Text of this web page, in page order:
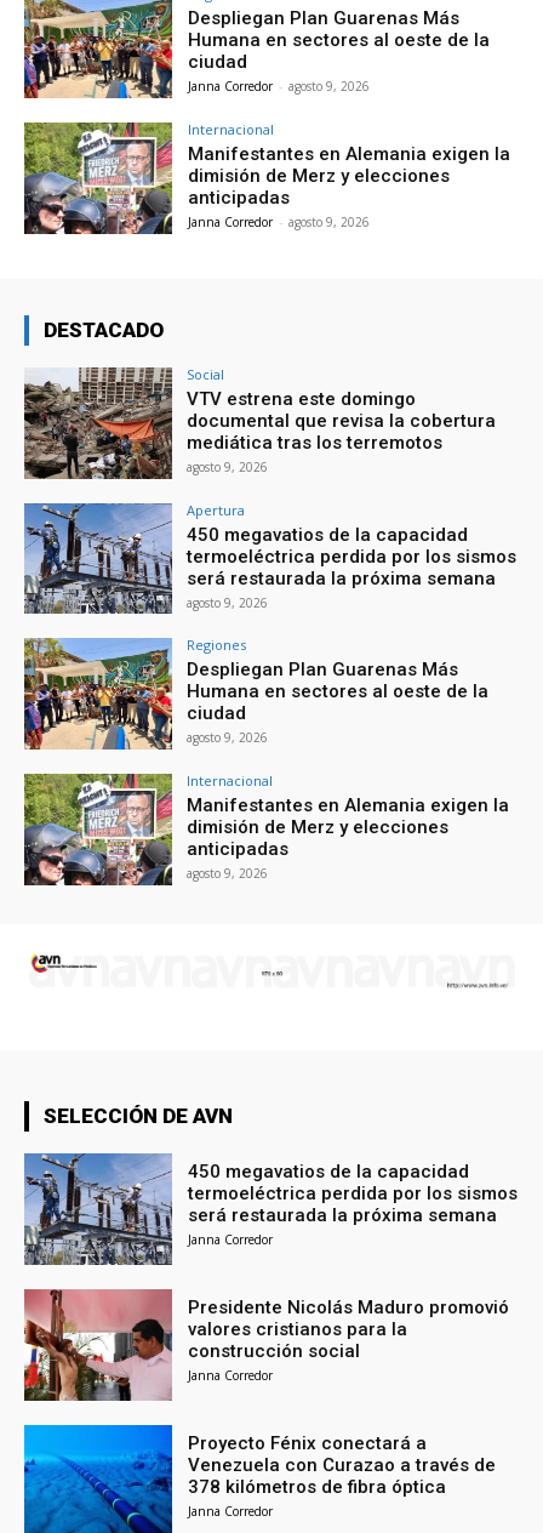
Despliegan Plan Guarenas Más
Humana en sectores al oeste de la
ciudad
Janna Corredor - agosto 9, 2026
Internacional
Manifestantes en Alemania exigen la
dimisión de Merz y elecciones
anticipadas
Janna Corredor - agosto 9, 2026
DESTACADO
Social
VTV estrena este domingo
documental que revisa la cobertura
mediática tras los terremotos
agosto 9, 2026
Apertura
450 megavatios de la capacidad
termoeléctrica perdida por los sismos
será restaurada la próxima semana
agosto 9, 2026
Regiones
Despliegan Plan Guarenas Más
Humana en sectores al oeste de la
ciudad
agosto 9, 2026
Internacional
Manifestantes en Alemania exigen la
dimisión de Merz y elecciones
anticipadas
agosto 9, 2026
SELECCIÓN DE AVN
450 megavatios de la capacidad
termoeléctrica perdida por los sismos
será restaurada la próxima semana
Janna Corredor
Presidente Nicolás Maduro promovió
valores cristianos para la
construcción social
Janna Corredor
Proyecto Fénix conectará a
Venezuela con Curazao a través de
378 kilómetros de fibra óptica
Janna Corredor